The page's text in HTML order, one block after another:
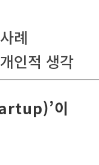
례
인적 생각
이